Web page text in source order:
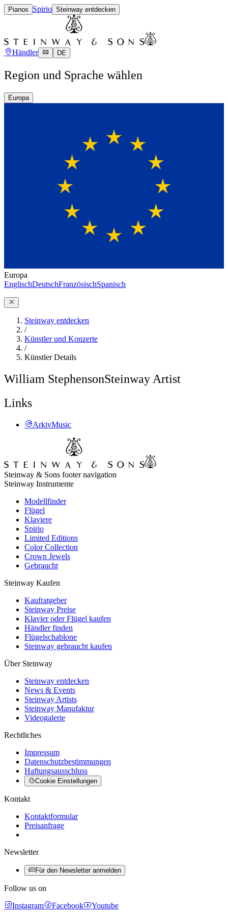
Pianos Spirio Steinway entdecken
Händler DE
Region und Sprache wählen
Europa
Europa
EnglischDeutschFranzösischSpanisch
Steinway entdecken
/
Künstler und Konzerte
/
Künstler Details
William StephensonSteinway Artist
Links
ArkivMusic
Steinway & Sons footer navigation
Steinway Instrumente
Modellfinder
Flügel
Klaviere
Spirio
Limited Editions
Color Collection
Crown Jewels
Gebraucht
Steinway Kaufen
Kaufratgeber
Steinway Preise
Klavier oder Flügel kaufen
Händler finden
Flügelschablone
Steinway gebraucht kaufen
Über Steinway
Steinway entdecken
News & Events
Steinway Artists
Steinway Manufaktur
Videogalerie
Rechtliches
Impressum
Datenschutzbestimmungen
Haftungsausschluss
Cookie Einstellungen
Kontakt
Kontaktformular
Preisanfrage
Newsletter
Für den Newsletter anmelden
Follow us on
Instagram
Facebook Youtube